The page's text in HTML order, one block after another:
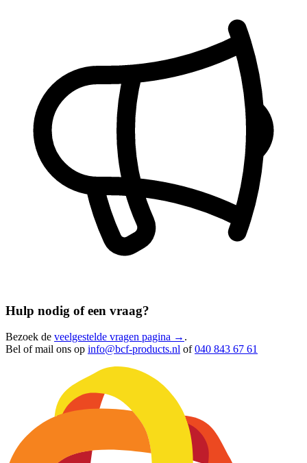
Hulp nodig of een vraag?
Bezoek de veelgestelde vragen pagina → .
Bel of mail ons op info@bcf-products.nl of040 843 67 61